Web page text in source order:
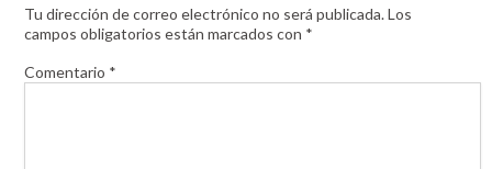
Tu dirección de correo electrónico no será publicada. Los
campos obligatorios están marcados con *
Comentario *